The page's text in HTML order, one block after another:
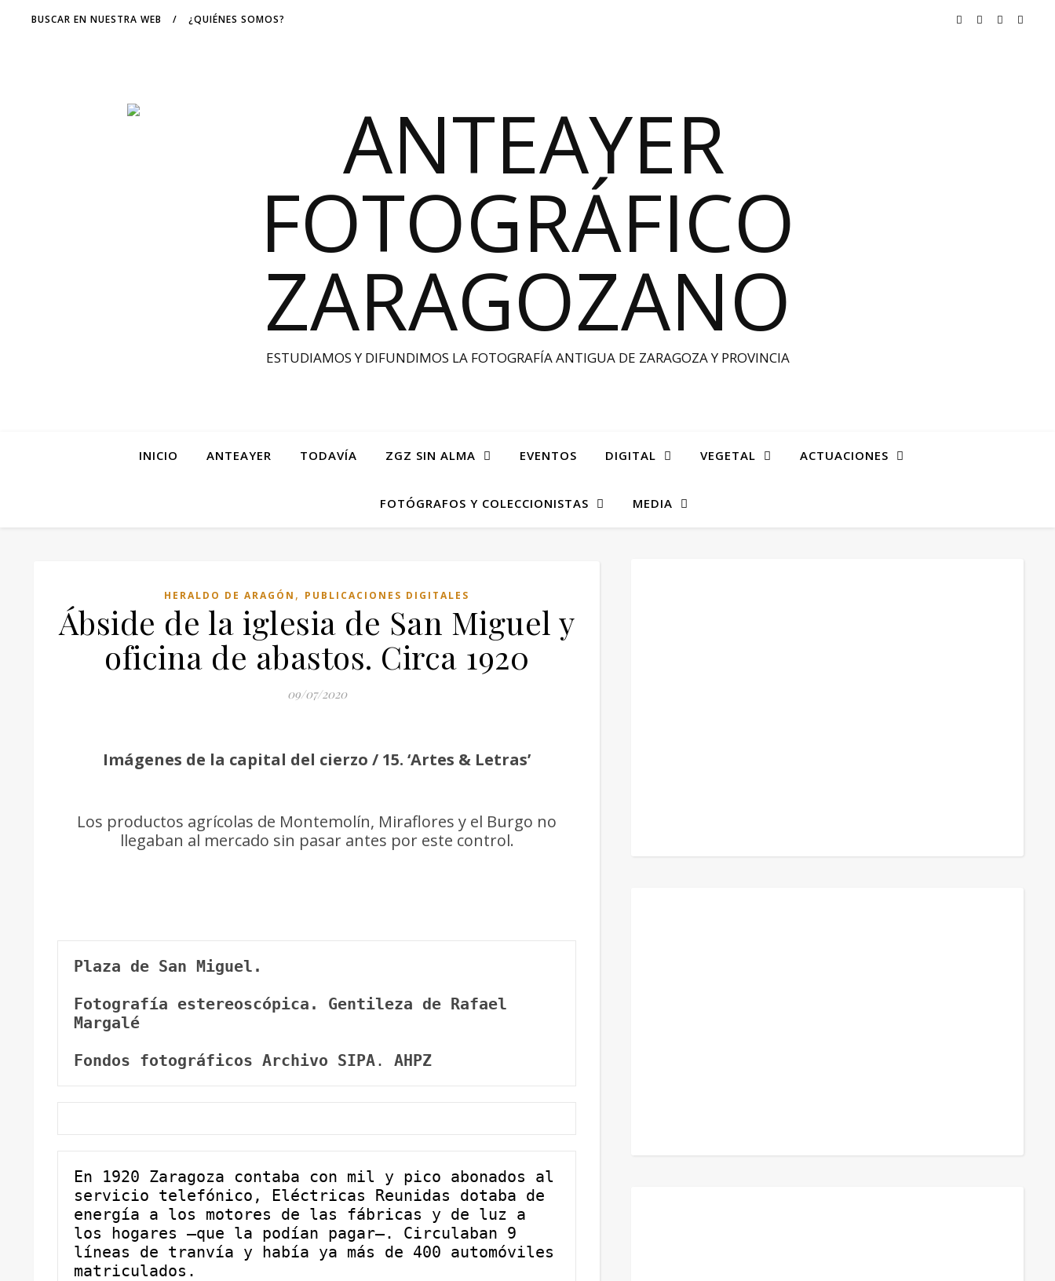
BUSCAR EN NUESTRA WEB / ¿QUIÉNES SOMOS?
ESTUDIAMOS Y DIFUNDIMOS LA FOTOGRAFÍA ANTIGUA DE ZARAGOZA Y PROVINCIA
INICIO ANTEAYER TODAVÍA ZGZ SIN ALMA EVENTOS DIGITAL VEGETAL ACTUACIONES
FOTÓGRAFOS Y COLECCIONISTAS MEDIA
HERALDO DE ARAGÓN , PUBLICACIONES DIGITALES
Ábside de la iglesia de San Miguel y
oficina de abastos. Circa 1920
09/07/2020
Imágenes de la capital del cierzo / 15. ‘Artes & Letras’
Los productos agrícolas de Montemolín, Miraflores y el Burgo no
llegaban al mercado sin pasar antes por este control.
Plaza de San Miguel.
Fotografía estereoscópica.
Gentileza de Rafael
Margalé
Fondos fotográficos Archivo SIPA. AHPZ
En 1920 Zaragoza contaba con mil y pico abonados al
servicio telefónico, Eléctricas Reunidas dotaba de
energía a los motores de las fábricas y de luz a
los hogares —que la podían pagar—. Circulaban 9
líneas de tranvía y había ya más de 400 automóviles
matriculados.